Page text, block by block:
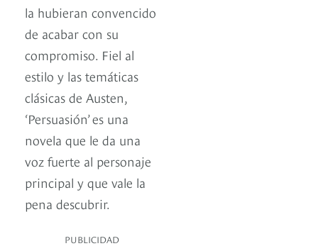
la hubieran convencido
de acabar con su
compromiso. Fiel al
estilo y las temáticas
clásicas de Austen,
‘Persuasión’ es una
novela que le da una
voz fuerte al personaje
principal y que vale la
pena descubrir.
PUBLICIDAD